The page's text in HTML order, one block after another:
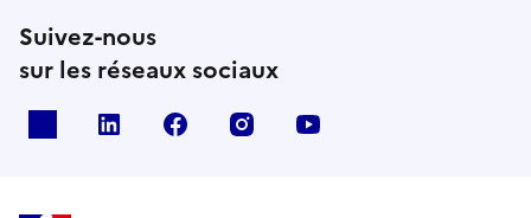
Suivez-nous
sur les réseaux sociaux
linkedin facebook instagram